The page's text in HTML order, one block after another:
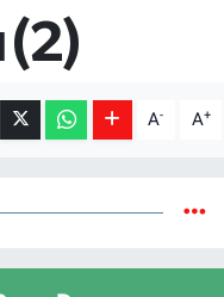
(2)
A- A+